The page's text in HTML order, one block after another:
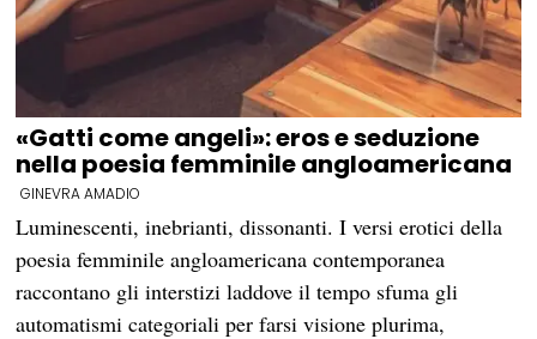
«Gatti come angeli»: eros e seduzione
nella poesia femminile angloamericana
GINEVRA AMADIO
Luminescenti, inebrianti, dissonanti. I versi erotici della
poesia femminile angloamericana contemporanea
raccontano gli interstizi laddove il tempo sfuma gli
automatismi categoriali per farsi visione plurima,